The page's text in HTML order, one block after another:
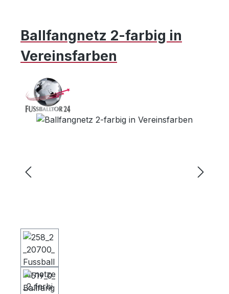
Ballfangnetz 2-farbig in
Vereinsfarben
Bildergalerie überspringen